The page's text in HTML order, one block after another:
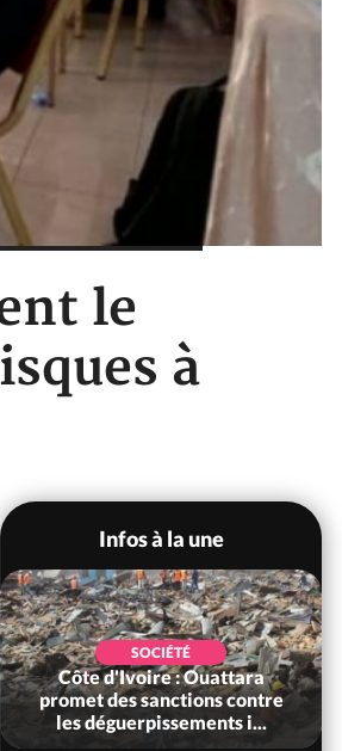
le
à
Infos à la une
SOCIÉTÉ
Côte d'Ivoire : Ouattara
promet des sanctions contre
les déguerpissements i...